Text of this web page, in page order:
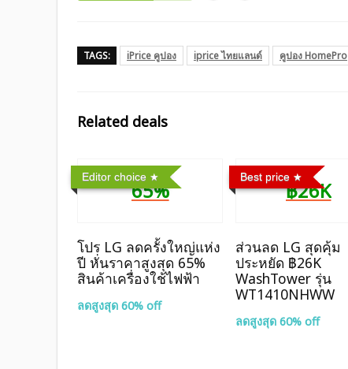
TAGS: iPrice คูปอง iprice ไทยแลนด์ คูปอง HomePro
Related deals
Editor choice
65%
โปร LG ลดครั้งใหญ่แห่ง
ปี หั่นราคาสูงสุด 65%
สินค้าเครื่องใช้ไฟฟ้า
ลดสูงสุด 60% off
Best price
฿26K
ส่วนลด LG สุดคุ้ม
ประหยัด ฿26K
WashTower รุ่น
WT1410NHWW
ลดสูงสุด 60% off